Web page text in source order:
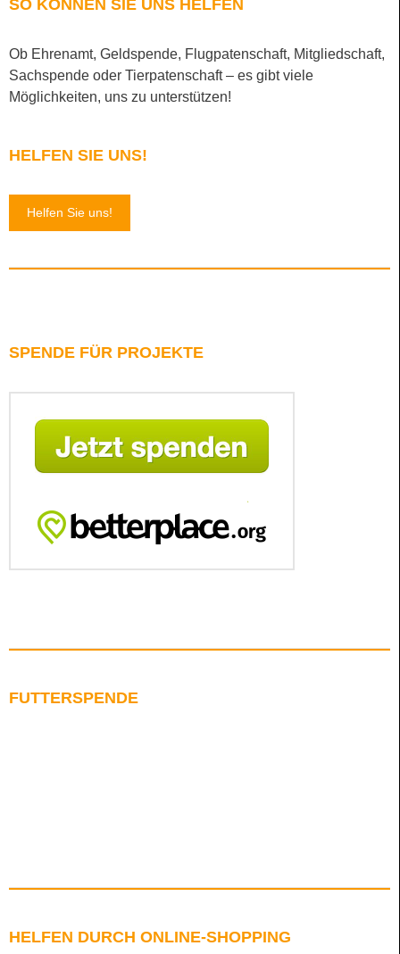
SO KÖNNEN SIE UNS HELFEN
Ob Ehrenamt, Geldspende, Flugpatenschaft, Mitgliedschaft,
Sachspende oder Tierpatenschaft – es gibt viele
Möglichkeiten, uns zu unterstützen!
HELFEN SIE UNS!
Helfen Sie uns!
SPENDE FÜR PROJEKTE
FUTTERSPENDE
HELFEN DURCH ONLINE-SHOPPING